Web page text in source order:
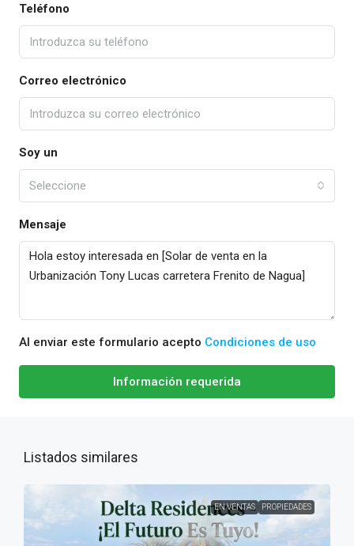
Teléfono
Correo electrónico
Soy un
Seleccione
Mensaje
Al enviar este formulario acepto Condiciones de uso
Información requerida
Listados similares
EN VENTAS PROPIEDADES